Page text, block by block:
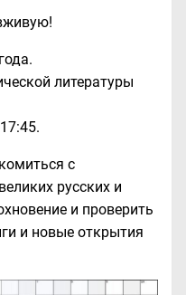
литературы
с
русских и
и проверить
и новые открытия